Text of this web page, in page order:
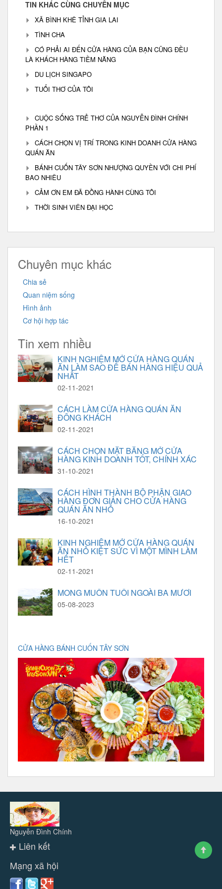
TIN KHÁC CÙNG CHUYÊN MỤC
XÃ BÌNH KHÊ TỈNH GIA LAI
TÌNH CHA
CÓ PHẢI AI ĐẾN CỬA HÀNG CỦA BẠN CŨNG ĐỀU
LÀ KHÁCH HÀNG TIỀM NĂNG
DU LỊCH SINGAPO
TUỔI THƠ CỦA TÔI
CUỘC SỐNG TRẺ THƠ CỦA NGUYỄN ĐÌNH CHÍNH
PHẦN 1
CÁCH CHỌN VỊ TRÍ TRONG KINH DOANH CỬA HÀNG
QUÁN ĂN
BÁNH CUỐN TÂY SƠN NHƯỢNG QUYỀN VỚI CHI PHÍ
BAO NHIÊU
CẢM ƠN EM ĐÃ ĐỒNG HÀNH CÙNG TÔI
THỜI SINH VIÊN ĐẠI HỌC
Chuyên mục khác
Chia sẻ
Quan niệm sống
Hình ảnh
Cơ hội hợp tác
Tin xem nhiều
KINH NGHIỆM MỞ CỬA HÀNG QUÁN
ĂN LÀM SAO ĐỂ BÁN HÀNG HIỆU QUẢ
NHẤT
02-11-2021
CÁCH LÀM CỬA HÀNG QUÁN ĂN
ĐÔNG KHÁCH
02-11-2021
CÁCH CHỌN MẶT BẰNG MỞ CỬA
HÀNG KINH DOANH TỐT, CHÍNH XÁC
31-10-2021
CÁCH HÌNH THÀNH BỘ PHẬN GIAO
HÀNG ĐƠN GIẢN CHO CỬA HÀNG
QUÁN ĂN NHỎ
16-10-2021
KINH NGHIỆM MỞ CỬA HÀNG QUÁN
ĂN NHỎ KIỆT SỨC VÌ MỘT MÌNH LÀM
HẾT
02-11-2021
MONG MUỐN TUỔI NGOÀI BA MƯƠI
05-08-2023
CỬA HÀNG BÁNH CUỐN TÂY SƠN
Nguyễn Đình Chính
Liên kết
Mạng xã hội